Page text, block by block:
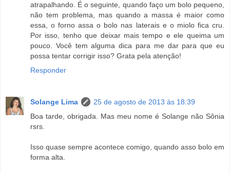
atrapalhando. É o seguinte, quando faço um bolo pequeno,
não tem problema, mas quando a massa é maior como
essa, o forno assa o bolo nas laterais e o miolo fica cru.
Por isso, tenho que deixar mais tempo e ele queima um
pouco. Você tem alguma dica para me dar para que eu
possa tentar corrigir isso? Grata pela atenção!
Responder
Solange Lima
25 de agosto de 2013 às 18:39
Boa tarde, obrigada. Mas meu nome é Solange não Sônia
rsrs.
Isso quase sempre acontece comigo, quando asso bolo em
forma alta.